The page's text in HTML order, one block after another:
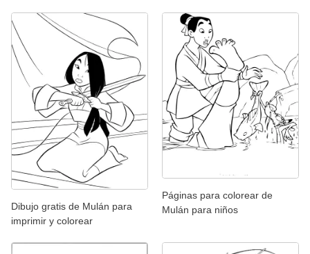
Dibujo gratis de Mulán para
imprimir y colorear
Páginas para colorear de
Mulán para niños